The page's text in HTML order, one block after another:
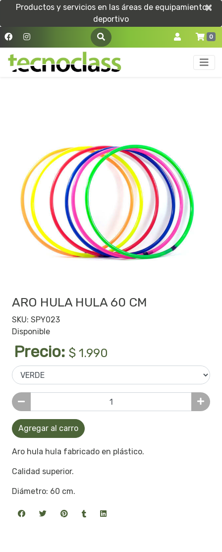
Productos y servicios en las áreas de equipamiento
deportivo
×
×
0
ARO HULA HULA 60 CM
SKU: SPY023
Disponible
Precio: $ 1.990
Agregar al carro
Aro hula hula fabricado en plástico.
Calidad superior.
Diámetro: 60 cm.